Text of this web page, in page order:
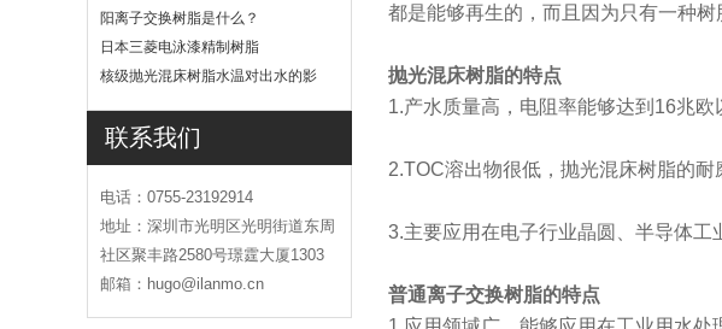
吗
阳离子交换树脂是什么？
日本三菱电泳漆精制树脂
核级抛光混床树脂水温对出水的影
联系我们
电话：0755-23192914
地址：深圳市光明区光明街道东周
社区聚丰路2580号璟霆大厦1303
邮箱：hugo@ilanmo.cn
都是能够再生的，而且因为只有一种树
抛光混床树脂的特点
1.产水质量高，电阻率能够达到16兆
2.TOC溶出物很低，抛光混床树脂的耐
3.主要应用在电子行业晶圆、半导体工
普通离子交换树脂的特点